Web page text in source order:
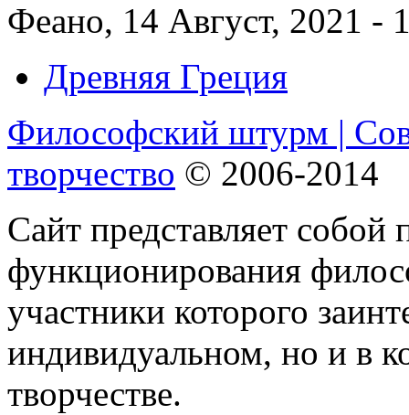
Феано, 14 Август, 2021 -
Древняя Греция
Философский штурм |
творчество © 2006-2014
Сайт представляет собой
функционирования
участники которого
индивидуальном, но и в
творчестве.